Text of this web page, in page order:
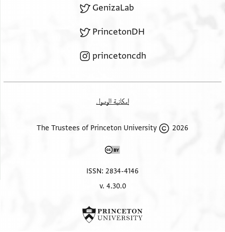
GenizaLab
PrincetonDH
princetoncdh
إمكانية الوصول
2026 The Trustees of Princeton University
ISSN: 2834-4146
v. 4.30.0